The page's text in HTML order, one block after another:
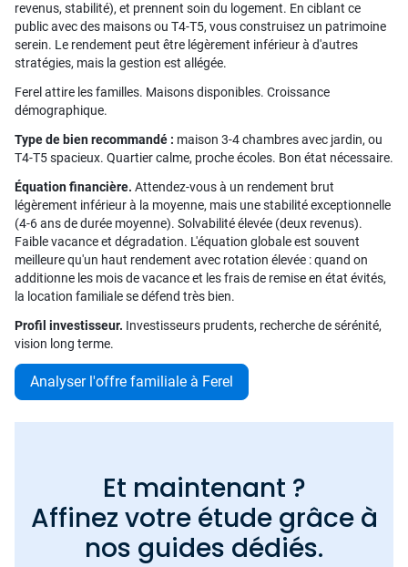
revenus, stabilité), et prennent soin du logement. En ciblant ce
public avec des maisons ou T4-T5, vous construisez un patrimoine
serein. Le rendement peut être légèrement inférieur à d'autres
stratégies, mais la gestion est allégée.
Ferel attire les familles. Maisons disponibles. Croissance
démographique.
Type de bien recommandé : maison 3-4 chambres avec jardin, ou
T4-T5 spacieux. Quartier calme, proche écoles. Bon état nécessaire.
Équation financière. Attendez-vous à un rendement brut
légèrement inférieur à la moyenne, mais une stabilité exceptionnelle
(4-6 ans de durée moyenne). Solvabilité élevée (deux revenus).
Faible vacance et dégradation. L'équation globale est souvent
meilleure qu'un haut rendement avec rotation élevée : quand on
additionne les mois de vacance et les frais de remise en état évités,
la location familiale se défend très bien.
Profil investisseur. Investisseurs prudents, recherche de sérénité,
vision long terme.
Analyser l'offre familiale à Ferel
Et maintenant ?
Affinez votre étude grâce à
nos guides dédiés.